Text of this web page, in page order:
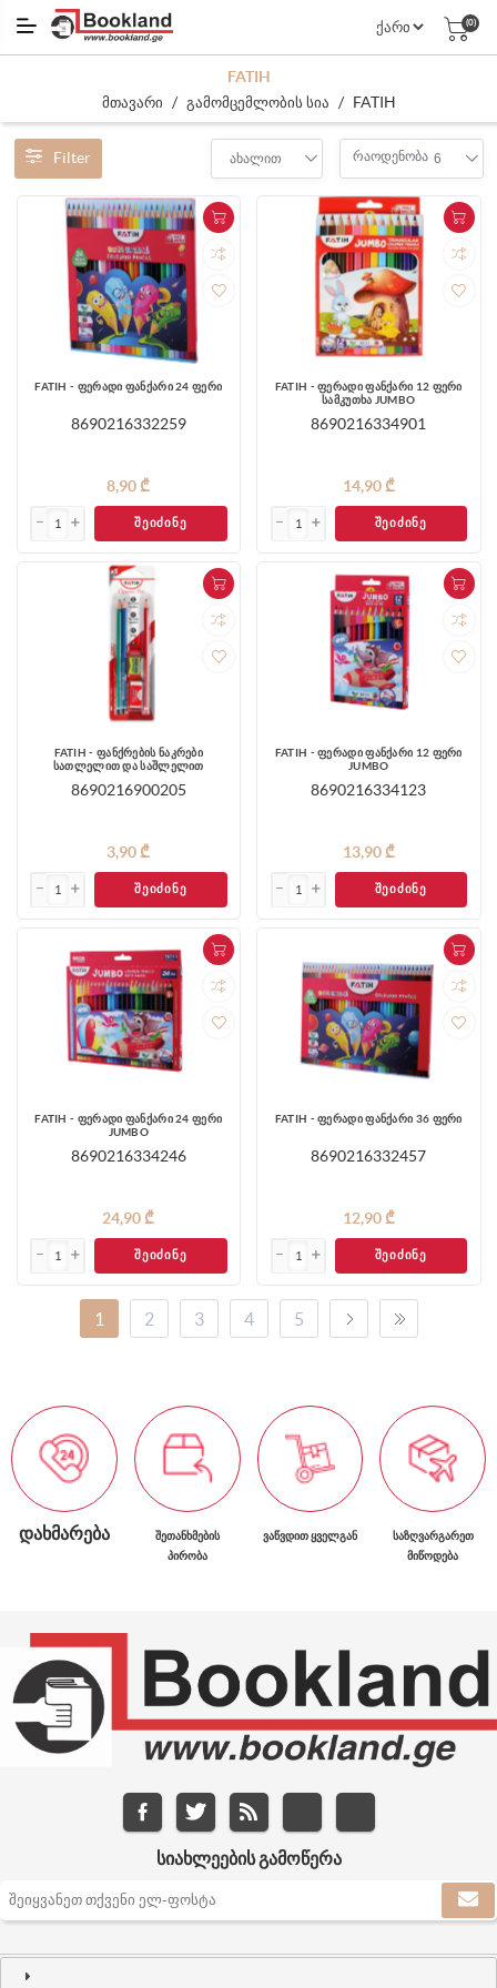
(0)
FATIH
მთავარი / გამომცემლობის სია / FATIH
Filter ახალით რაოდენობა 6
FATIH - ფერადი ფანქარი 24 ფერი
8690216332259
8,90 ₾
ᲨᲔᲘᲫᲘᲜᲔ
FATIH - ფერადი ფანქარი 12 ფერი
სამკუთხა JUMBO
8690216334901
14,90 ₾
ᲨᲔᲘᲫᲘᲜᲔ
FATIH - ფანქრების ნაკრები
სათლელით და საშლელით
8690216900205
3,90 ₾
ᲨᲔᲘᲫᲘᲜᲔ
FATIH - ფერადი ფანქარი 12 ფერი
JUMBO
8690216334123
13,90 ₾
ᲨᲔᲘᲫᲘᲜᲔ
FATIH - ფერადი ფანქარი 24 ფერი
JUMBO
8690216334246
24,90 ₾
ᲨᲔᲘᲫᲘᲜᲔ
FATIH - ფერადი ფანქარი 36 ფერი
8690216332457
12,90 ₾
ᲨᲔᲘᲫᲘᲜᲔ
1 2 3 4 5
ᲓᲐᲮᲛᲐᲠᲔᲑᲐ
ᲨᲔᲗᲐᲜᲮᲛᲔᲑᲘᲡ
ᲞᲘᲠᲝᲑᲐ
ᲕᲐᲬᲕᲓᲘᲗ ᲧᲕᲔᲚᲒᲐᲜ
ᲡᲐᲖᲦᲕᲐᲠᲒᲐᲠᲔᲗ
ᲛᲘᲬᲝᲓᲔᲑᲐ
ᲡᲘᲐᲮᲚᲔᲔᲑᲘᲡ ᲒᲐᲛᲝᲬᲔᲠᲐ